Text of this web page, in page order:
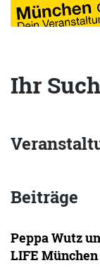
Ihr
Beiträge
Peppa Wutz
LIFE München